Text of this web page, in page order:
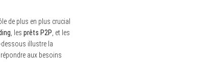
de plus en plus crucial
, les prêts P2P , et les
dessous illustre la
aux besoins